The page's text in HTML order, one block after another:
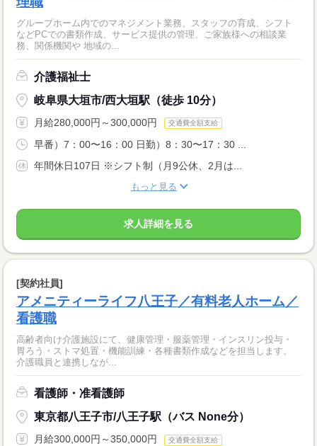
グループホーム内でのマネジメント業務、スタッフの育成、シフト
などPCでの書類作成、サービス提供の管理、ご家族様への相談業
務、関係機関や 地域の...
介護福祉士
岐阜県大垣市/西大垣駅（徒歩 10分）
月給280,000円～300,000円 交通費全額支給
早番）7：00〜16：00 日勤）8：30〜17：30 ...
年間休日107日 ※シフト制（月9公休、2月は...
もっと見る
求人詳細を見る
[契約社員]
アメニティーライフ八王子／有料老人ホーム／
看護職
高齢者向け介護施設にて、健康管理・服薬管理・インスリン投与・
胃ろう・ストマ処置・機能訓練・各種書類作成などを担当します。
介護職員と連携しなが...
看護師・准看護師
東京都八王子市/八王子駅（バス None分）
月給300,000円～350,000円 交通費全額支給